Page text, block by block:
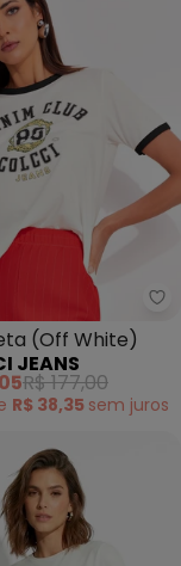
em Malha
(Off White)
JEANS
R$ 177,00
R$ 38,35 sem juros